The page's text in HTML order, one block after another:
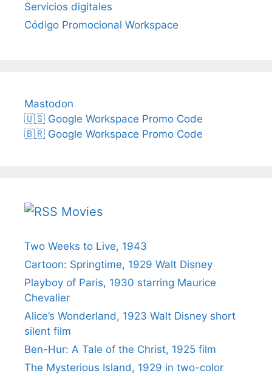
Servicios digitales
Código Promocional Workspace
Mastodon
🇺🇸 Google Workspace Promo Code
🇧🇷 Google Workspace Promo Code
Movies
Two Weeks to Live, 1943
Cartoon: Springtime, 1929 Walt Disney
Playboy of Paris, 1930 starring Maurice
Chevalier
Alice’s Wonderland, 1923 Walt Disney short
silent film
Ben-Hur: A Tale of the Christ, 1925 film
The Mysterious Island, 1929 in two-color